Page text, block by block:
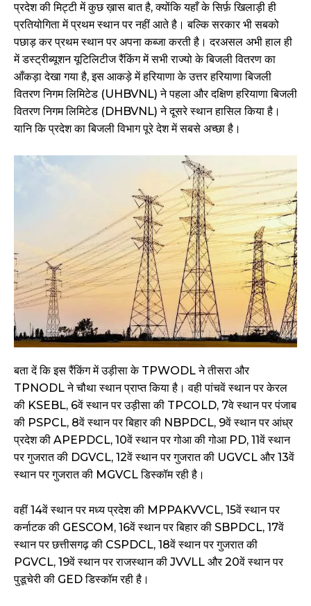
प्रदेश की मिट्टी में कुछ ख़ास बात है, क्योंकि यहाँ के सिर्फ़ खिलाड़ी ही
प्रतियोगिता में प्रथम स्थान पर नहीं आते है। बल्कि सरकार भी सबको
पछाड़ कर प्रथम स्थान पर अपना कब्जा करती है। दरअसल अभी हाल ही
में डस्ट्रीब्यूशन यूटिलिटीज रैंकिंग में सभी राज्यो के बिजली वितरण का
आँकड़ा देखा गया है, इस आकड़े में हरियाणा के उत्तर हरियाणा बिजली
वितरण निगम लिमिटेड (UHBVNL) ने पहला और दक्षिण हरियाणा बिजली
वितरण निगम लिमिटेड (DHBVNL) ने दूसरे स्थान हासिल किया है।
यानि कि प्रदेश का बिजली विभाग पूरे देश में सबसे अच्छा है।
बता दें कि इस रैंकिंग में उड़ीसा के TPWODL ने तीसरा और
TPNODL ने चौथा स्थान प्राप्त किया है। वही पांचवें स्थान पर केरल
की KSEBL, 6वें स्थान पर उड़ीसा की TPCOLD, 7वे स्थान पर पंजाब
की PSPCL, 8वें स्थान पर बिहार की NBPDCL, 9वें स्थान पर आंध्र
प्रदेश की APEPDCL, 10वें स्थान पर गोआ की गोआ PD, 11वें स्थान
पर गुजरात की DGVCL, 12वें स्थान पर गुजरात की UGVCL और 13वें
स्थान पर गुजरात की MGVCL डिस्कॉम रही है।
वहीं 14वें स्थान पर मध्य प्रदेश की MPPAKVVCL, 15वें स्थान पर
कर्नाटक की GESCOM, 16वें स्थान पर बिहार की SBPDCL, 17वें
स्थान पर छत्तीसगढ़ की CSPDCL, 18वें स्थान पर गुजरात की
PGVCL, 19वें स्थान पर राजस्थान की JVVLL और 20वें स्थान पर
पुडूचेरी की GED डिस्कॉम रही है।